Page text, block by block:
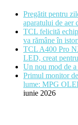
Pregătit pentru
aparatului de aer
TCL felicită
va rămâne în
TCL A400 Pro
LED, creat
Un nou mod de
Primul monitor
lume: MPG
iunie 2026